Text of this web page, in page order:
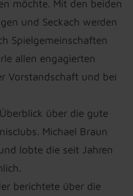
möchte. Mit den beiden
und Seckach werden
Spielgemeinschaften
allen engagierten
Vorstandschaft und bei
über die gute
Michael Braun
lobte die seit Jahren
berichtete über die